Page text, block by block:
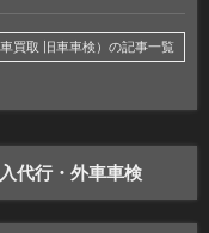
買取 旧車車検）の記事一覧
代行・外車車検